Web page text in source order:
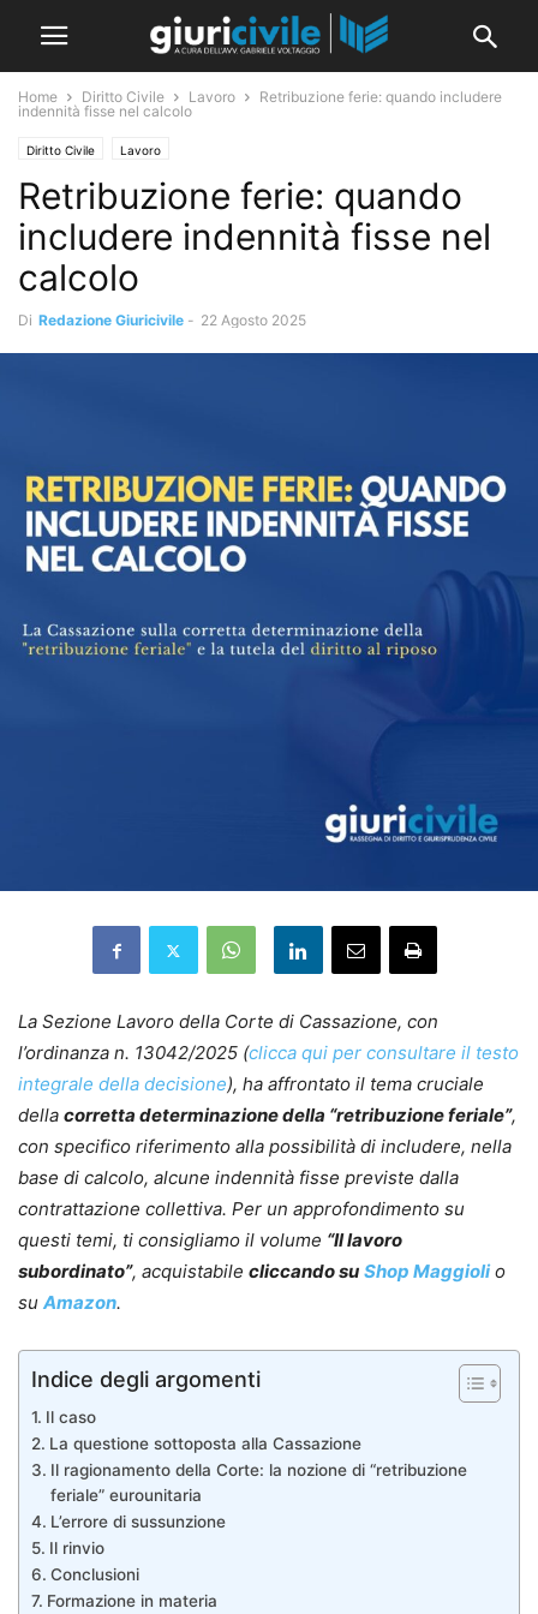
Home Diritto Civile Lavoro
Retribuzione ferie: quando includere
indennità fisse nel calcolo
Diritto Civile Lavoro
Retribuzione ferie: quando
includere indennità fisse nel
calcolo
Di Redazione Giuricivile - 22 Agosto 2025
La Sezione Lavoro della Corte di Cassazione, con
l’ordinanza n. 13042/2025 (clicca qui per consultare il testo
integrale della decisione), ha affrontato il tema cruciale
della corretta determinazione della “retribuzione feriale”,
con specifico riferimento alla possibilità di includere, nella
base di calcolo, alcune indennità fisse previste dalla
contrattazione collettiva. Per un approfondimento su
questi temi, ti consigliamo il volume “Il lavoro
subordinato”, acquistabile cliccando su Shop Maggiolio
su Amazon.
Indice degli argomenti
Il caso
La questione sottoposta alla Cassazione
Il ragionamento della Corte: la nozione di “retribuzione
feriale” eurounitaria
L’errore di sussunzione
Il rinvio
Conclusioni
Formazione in materia